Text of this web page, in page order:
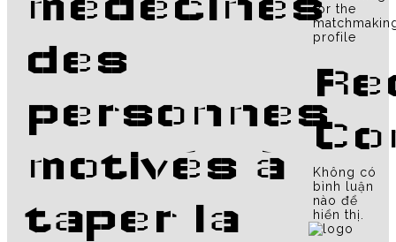
des
personnes
motivés à
taper la
for the
profile
Không có
bình luận
nào để
hiển thị.